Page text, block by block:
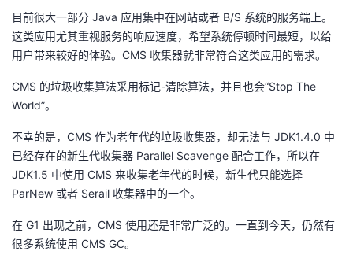
客
论
坛
的
圈
子
我
的
直
我
的
动
我
关
注
我
的
发
我
Programs
我
的
目前很大一部分 Java 应用集中在网站或者 B/S 系统的服务端上。
这类应用尤其重视服务的响应速度，希望系统停顿时间最短，以给
用户带来较好的体验。CMS 收集器就非常符合这类应用的需求。
CMS 的垃圾收集算法采用标记-清除算法，并且也会“Stop The
World”。
不幸的是，CMS 作为老年代的垃圾收集器，却无法与 JDK1.4.0 中
已经存在的新生代收集器 Parallel Scavenge 配合工作，所以在
JDK1.5 中使用 CMS 来收集老年代的时候，新生代只能选择
ParNew 或者 Serail 收集器中的一个。
在 G1 出现之前，CMS 使用还是非常广泛的。一直到今天，仍然有
很多系统使用 CMS GC。